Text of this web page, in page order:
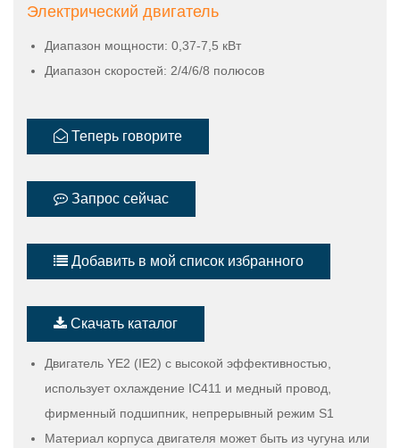
Электрический двигатель
Диапазон мощности: 0,37-7,5 кВт
Диапазон скоростей: 2/4/6/8 полюсов
Теперь говорите
Запрос сейчас
Добавить в мой список избранного
Скачать каталог
Двигатель YE2 (IE2) с высокой эффективностью,
использует охлаждение IC411 и медный провод,
фирменный подшипник, непрерывный режим S1
Материал корпуса двигателя может быть из чугуна или